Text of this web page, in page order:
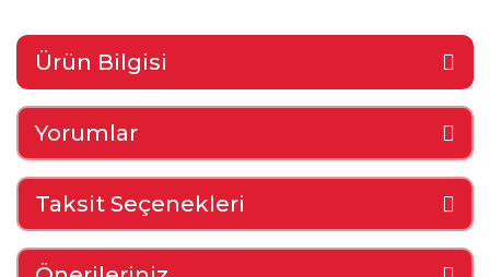
Ürün Bilgisi
Yorumlar
Taksit Seçenekleri